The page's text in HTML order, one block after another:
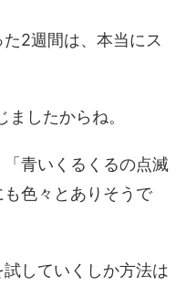
2週間は、本当にス
したからね。
青いくるくるの点滅
色々とありそうで
していくしか方法は